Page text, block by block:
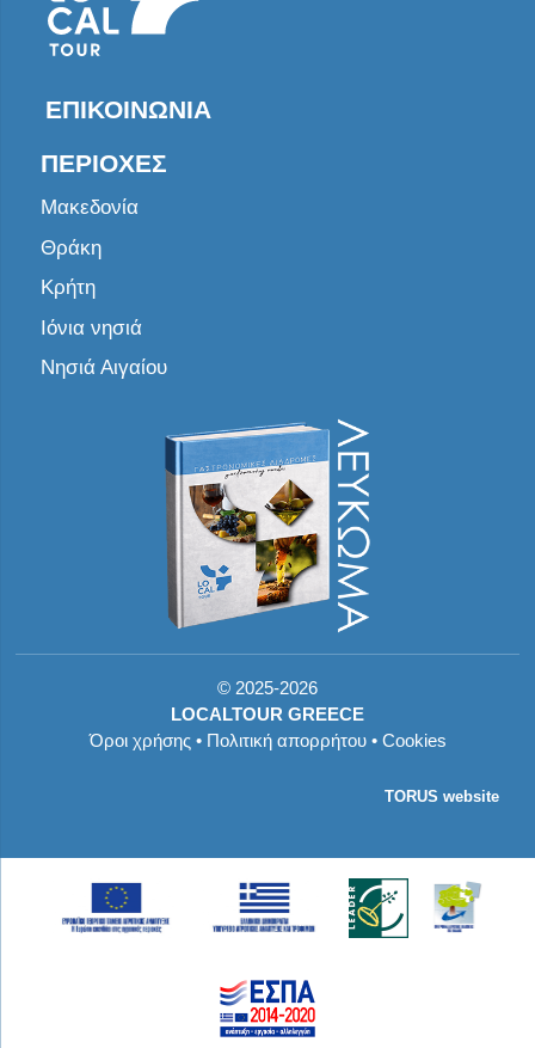
ΕΠΙΚΟΙΝΩΝΊΑ
ΠΕΡΙΟΧΈΣ
Μακεδονία
Θράκη
Κρήτη
Ιόνια νησιά
Νησιά Αιγαίου
© 2025-2026
LOCALTOUR GREECE
Όροι χρήσης• Πολιτική απορρήτου• Cookies
TORUS website